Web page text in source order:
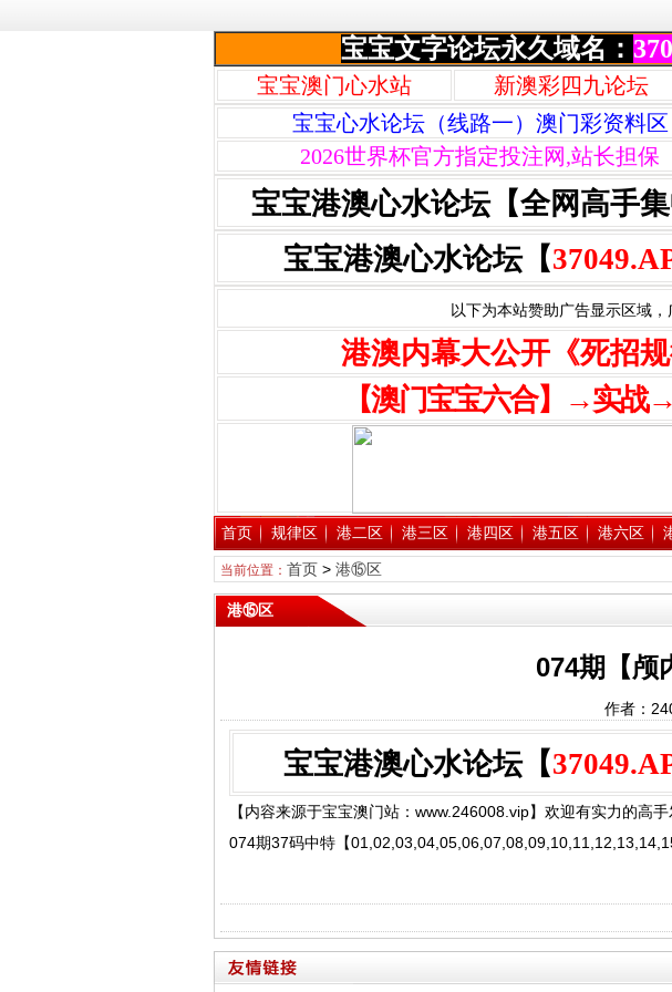
宝宝文字论坛永久域名：
宝宝澳门心水站 新澳彩四九论坛
宝宝心水论坛（线路一）澳门彩资料区
2026世界杯官方指定投注网,站长担保
宝宝港澳心水论坛【全网高手
宝宝港澳心水论坛【
以下为本站赞助广告显示区域
港澳内幕大公开《死招
【澳门宝宝六合】→实战
首页 规律区 港二区 港三区 港四区 港五区 港六区
当前位置： 首页> 港⑮区
港⑮区
074期【
作者：
宝宝港澳心水论坛【
【内容来源于宝宝澳门站：www.246008.vip】欢迎有实力的高
074期37码中特【